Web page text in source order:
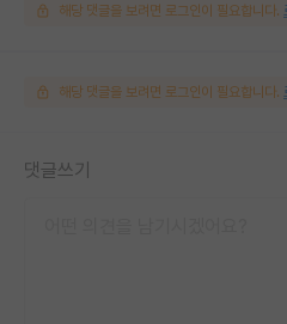
해당 댓글을 보려면 로그인이 필요합니다.
해당 댓글을 보려면 로그인이 필요합니다.
댓글쓰기